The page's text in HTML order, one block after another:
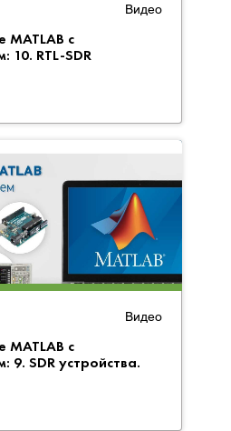
Видео
MATLAB с
10. RTL-SDR
Видео
MATLAB с
9. SDR устройства.